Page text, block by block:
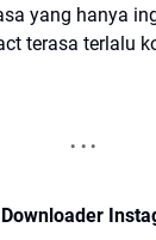
yang hanya
terasa terlalu